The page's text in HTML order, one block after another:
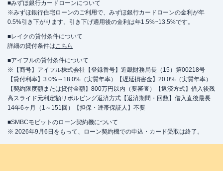
■みずほ銀行カードローンについて
※みずほ銀行住宅ローンのご利用で、みずほ銀行カードローンの金利が年
0.5%引き下がります。引き下げ適用後の金利は年1.5%~13.5%です。
■レイクの貸付条件について
詳細の貸付条件はこちら
■アイフルの貸付条件について
※【商号】アイフル株式会社【登録番号】近畿財務局長（15）第00218号
【貸付利率】3.0%～18.0%（実質年率）【遅延損害金】20.0%（実質年率）
【契約限度額または貸付金額】800万円以内（要審査）【返済方式】借入後残
高スライド元利定額リボルビング返済方式【返済期間・回数】借入直後最長
14年6ヶ月（1～151回）【担保・連帯保証人】不要
■SMBCモビットのローン契約機について
※ 2026年9月6日をもって、ローン契約機での申込・カード受取は終了。